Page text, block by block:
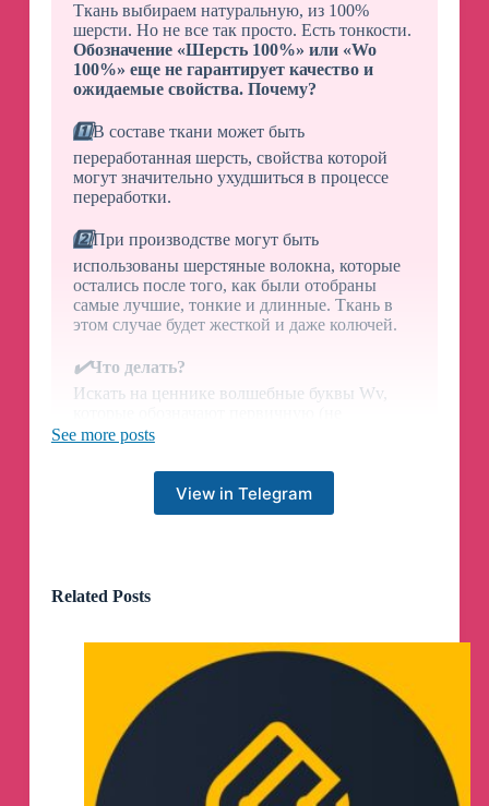
Ткань выбираем натуральную, из 100%
шерсти. Но не все так просто. Есть тонкости.
Обозначение «Шерсть 100%» или «Wo
100%» еще не гарантирует качество и
ожидаемые свойства. Почему?
1️⃣В составе ткани может быть
переработанная шерсть, свойства которой
могут значительно ухудшиться в процессе
переработки.
2️⃣При производстве могут быть
использованы шерстяные волокна, которые
остались после того, как были отобраны
самые лучшие, тонкие и длинные. Ткань в
этом случае будет жесткой и даже колючей.
✔️Что делать?
Искать на ценнике волшебные буквы Wv,
переработанную) мериносовую шерсть
производителем.
Если таких букв не нашли — спросите
донесут эту информацию до покупателя
tissura.ru/zhenskie-tkani-palto
Осень в стиле Bottega Veneta — это про
спокойную роскошь без лишних слов
Глубокие природные оттенки, мягкие,
плотные ткани, крой, который остаётся
See more posts
View in Telegram
Related Posts